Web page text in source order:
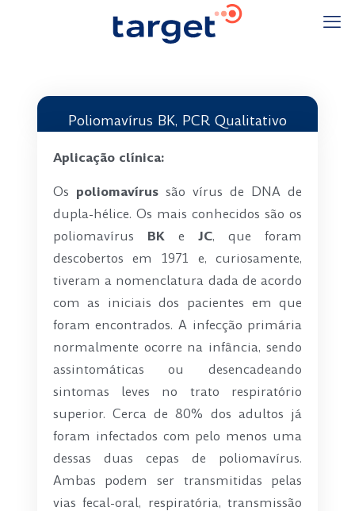
Poliomavírus BK, PCR Qualitativo
Aplicação clínica:
Os poliomavírussão vírus de DNA de
dupla-hélice. Os mais conhecidos são os
poliomavírus
BKeJC, que foram
descobertos em 1971 e, curiosamente,
tiveram a nomenclatura dada de acordo
com as iniciais dos pacientes em que
foram encontrados. A infecção primária
normalmente ocorre na infância, sendo
assintomáticas ou desencadeando
sintomas leves no trato respiratório
superior. Cerca de 80% dos adultos já
foram infectados com pelo menos uma
dessas duas cepas de poliomavírus.
Ambas podem ser transmitidas pelas
vias fecal-oral, respiratória, transmissão